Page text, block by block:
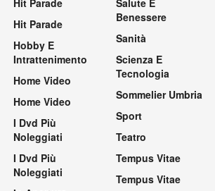
Hit Parade
Hit Parade
Hobby E
Intrattenimento
Home Video
Home Video
I Dvd Più
Noleggiati
I Dvd Più
Noleggiati
Salute E
Benessere
Sanità
Scienza E
Tecnologia
Sommelier Umbria
Sport
Teatro
Tempus Vitae
Tempus Vitae